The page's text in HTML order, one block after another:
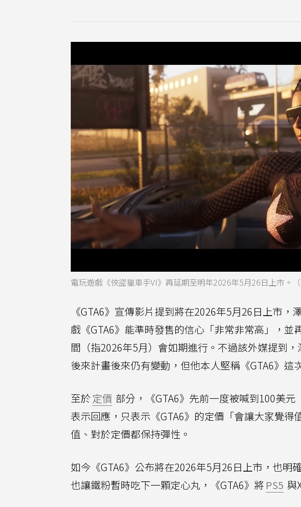
電玩遊戲《俠盜獵車手VI》再延期至明年2026年5月26日上市。
《GTA6》宣傳影片提到將在2026年5月26日上市
戲《GTA6》能準時發售的信心「非常非常高」，
間（指2026年5月）會如期進行。不過該外媒提到
後來計畫後來仍有變動，但他本人堅稱《GTA6》這
至於定價 部分，《GTA6》先前一度被喊到100美
表示回應，只表示《GTA6》的定價「會讓大家覺
值、對於定價都保持彈性。
如今《GTA6》公布將在2026年5月26日上市，也明
也讓鐵粉暫時吃下一顆定心丸，《GTA6》將 PS5 與